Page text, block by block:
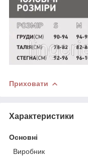
Приховати
Характеристики
Основні
Виробник